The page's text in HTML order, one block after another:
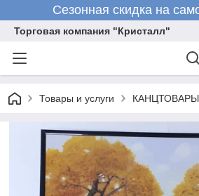
Сезонная скидка на
Торговая компания "Кристалл"
Товары и услуги КАНЦТОВАРЫ